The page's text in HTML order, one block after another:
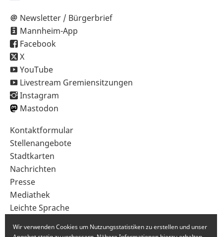
Newsletter / Bürgerbrief
Mannheim-App
Facebook
X
YouTube
Livestream Gremiensitzungen
Instagram
Mastodon
Sekundärnavigation
im
Fußbereich
Kontaktformular
Stellenangebote
Stadtkarten
Nachrichten
Presse
Mediathek
Leichte Sprache
Wir verwenden Cookies um Nutzungsstatistiken zu erstellen und unser